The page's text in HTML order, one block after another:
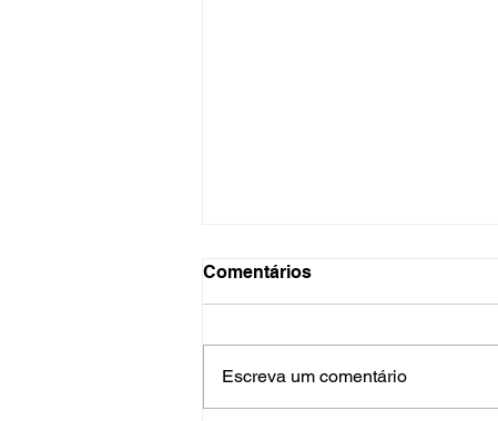
Comentários
Escreva um comentário